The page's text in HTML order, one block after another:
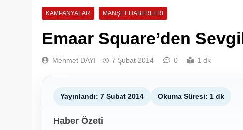
KAMPANYALAR MANŞET HABERLERI
Emaar Square’den
Mehmet DAYI 7 Şubat 2014 0 1 dk
Yayınlandı: 7 Şubat 2014 Okuma Süresi: 1 dk
Haber Özeti